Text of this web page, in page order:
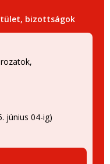
bizottságok
június 04-ig)